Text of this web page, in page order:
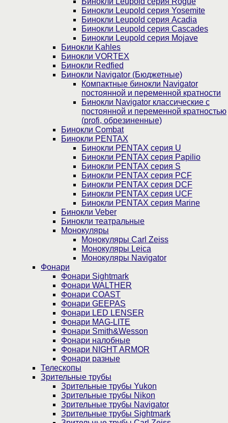
Бинокли Leupold серия Yosemite
Бинокли Leupold серия Acadia
Бинокли Leupold серия Cascades
Бинокли Leupold серия Mojave
Бинокли Kahles
Бинокли VORTEX
Бинокли Redfied
Бинокли Navigator (Бюджетные)
Компактные бинокли Navigator
постоянной и переменной кратности
Бинокли Navigator классические с
постоянной и переменной кратностью
(profi, обрезиненные)
Бинокли Combat
Бинокли PENTAX
Бинокли PENTAX серия U
Бинокли PENTAX серия Papilio
Бинокли PENTAX серия S
Бинокли PENTAX серия PCF
Бинокли PENTAX серия DCF
Бинокли PENTAX серия UCF
Бинокли PENTAX серия Marine
Бинокли Veber
Бинокли театральные
Монокуляры
Монокуляры Carl Zeiss
Монокуляры Leica
Монокуляры Navigator
Фонари
Фонари Sightmark
Фонари WALTHER
Фонари COAST
Фонари GEEPAS
Фонари LED LENSER
Фонари MAG-LITE
Фонари Smith&Wesson
Фонари налобные
Фонари NIGHT ARMOR
Фонари разные
Телескопы
Зрительные трубы
Зрительные трубы Yukon
Зрительные трубы Nikon
Зрительные трубы Navigator
Зрительные трубы Sightmark